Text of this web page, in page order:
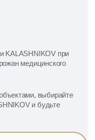
KALASHNIKOV при
медицинского
выбирайте
и будьте